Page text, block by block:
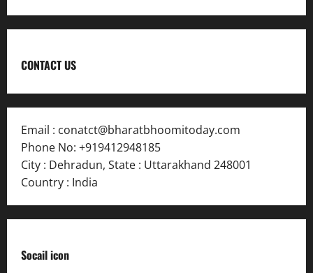
CONTACT US
Email : conatct@bharatbhoomitoday.com
Phone No: +919412948185
City : Dehradun, State : Uttarakhand 248001
Country : India
Socail icon